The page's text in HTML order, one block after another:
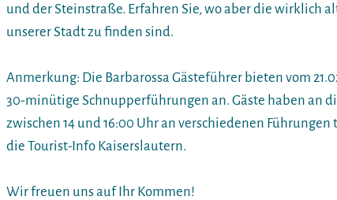
und der Steinstraße. Erfahren Sie, wo aber die wirklich
unserer Stadt zu finden sind.
Anmerkung: Die Barbarossa Gästeführer bieten vom
30-minütige Schnupperführungen an. Gäste haben an
zwischen 14 und 16:00 Uhr an verschiedenen
die Tourist-Info Kaiserslautern.
Wir freuen uns auf Ihr Kommen!